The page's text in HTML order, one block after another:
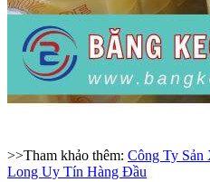
>>Tham khảo thêm: Công Ty Sản
Long Uy Tín Hàng Đầu